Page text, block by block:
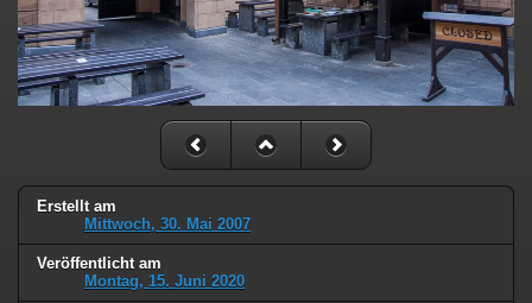
Erstellt am
Mittwoch, 30. Mai 2007
Veröffentlicht am
Montag, 15. Juni 2020